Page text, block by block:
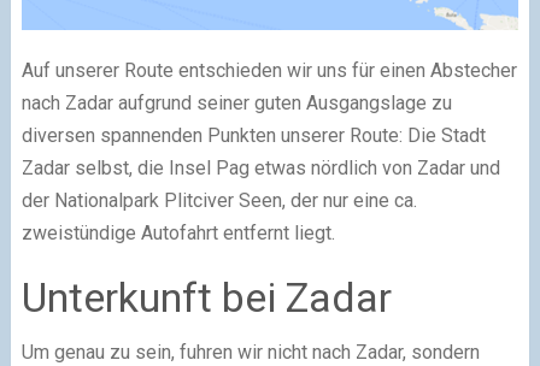
Auf unserer Route entschieden wir uns für einen Abstecher
nach Zadar aufgrund seiner guten Ausgangslage zu
diversen spannenden Punkten unserer Route: Die Stadt
Zadar selbst, die Insel Pag etwas nördlich von Zadar und
der Nationalpark Plitciver Seen, der nur eine ca.
zweistündige Autofahrt entfernt liegt.
Unterkunft bei Zadar
Um genau zu sein, fuhren wir nicht nach Zadar, sondern